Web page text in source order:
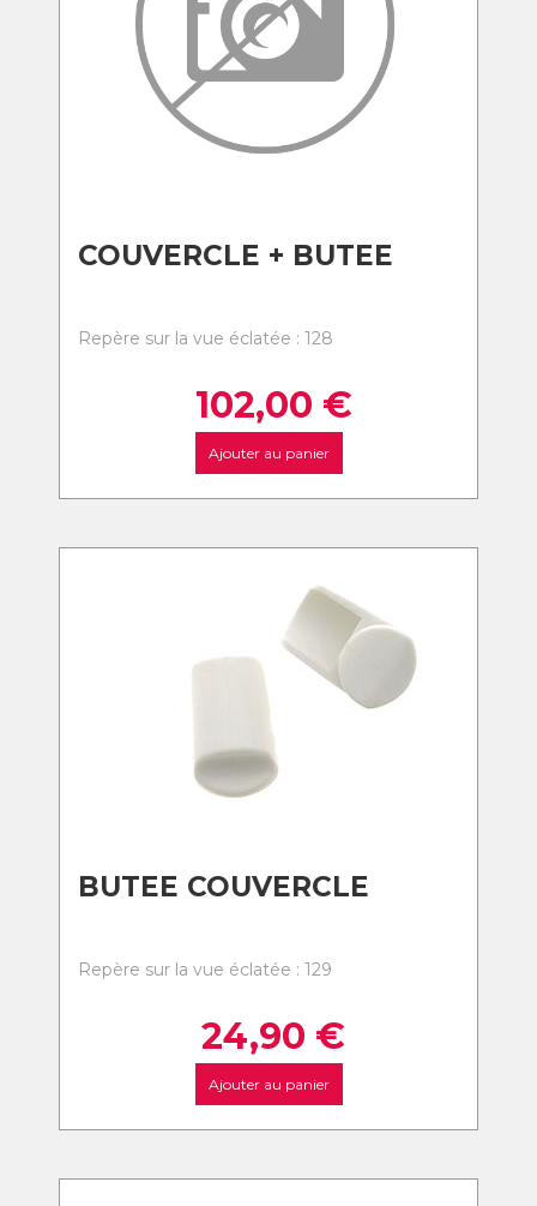
COUVERCLE + BUTEE
Repère sur la vue éclatée : 128
102,00 €
Ajouter au panier
BUTEE COUVERCLE
Repère sur la vue éclatée : 129
24,90 €
Ajouter au panier